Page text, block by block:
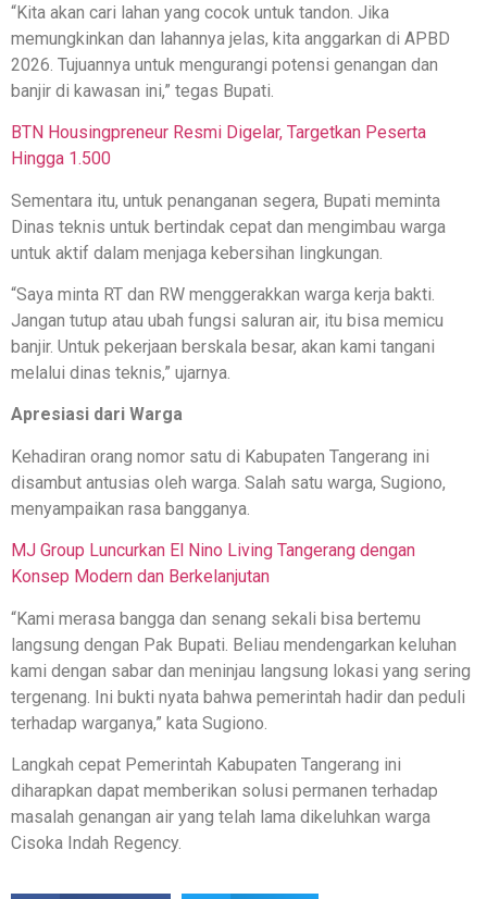
“Kita akan cari lahan yang cocok untuk tandon. Jika
memungkinkan dan lahannya jelas, kita anggarkan di APBD
2026. Tujuannya untuk mengurangi potensi genangan dan
banjir di kawasan ini,” tegas Bupati.
BTN Housingpreneur Resmi Digelar, Targetkan Peserta
Hingga 1.500
Sementara itu, untuk penanganan segera, Bupati meminta
Dinas teknis untuk bertindak cepat dan mengimbau warga
untuk aktif dalam menjaga kebersihan lingkungan.
“Saya minta RT dan RW menggerakkan warga kerja bakti.
Jangan tutup atau ubah fungsi saluran air, itu bisa memicu
banjir. Untuk pekerjaan berskala besar, akan kami tangani
melalui dinas teknis,” ujarnya.
Apresiasi dari Warga
Kehadiran orang nomor satu di Kabupaten Tangerang ini
disambut antusias oleh warga. Salah satu warga, Sugiono,
menyampaikan rasa bangganya.
MJ Group Luncurkan El Nino Living Tangerang dengan
Konsep Modern dan Berkelanjutan
“Kami merasa bangga dan senang sekali bisa bertemu
langsung dengan Pak Bupati. Beliau mendengarkan keluhan
kami dengan sabar dan meninjau langsung lokasi yang sering
tergenang. Ini bukti nyata bahwa pemerintah hadir dan peduli
terhadap warganya,” kata Sugiono.
Langkah cepat Pemerintah Kabupaten Tangerang ini
diharapkan dapat memberikan solusi permanen terhadap
masalah genangan air yang telah lama dikeluhkan warga
Cisoka Indah Regency.